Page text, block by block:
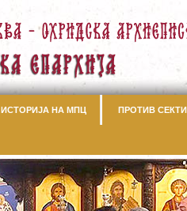
ИСТОРИЈА НА МПЦ ПРОТИВ